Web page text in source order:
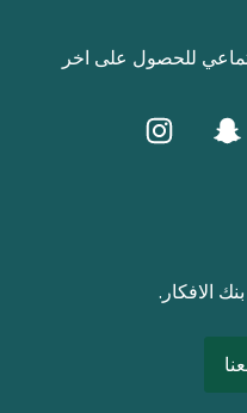
للحصول على اخر
الافكار.